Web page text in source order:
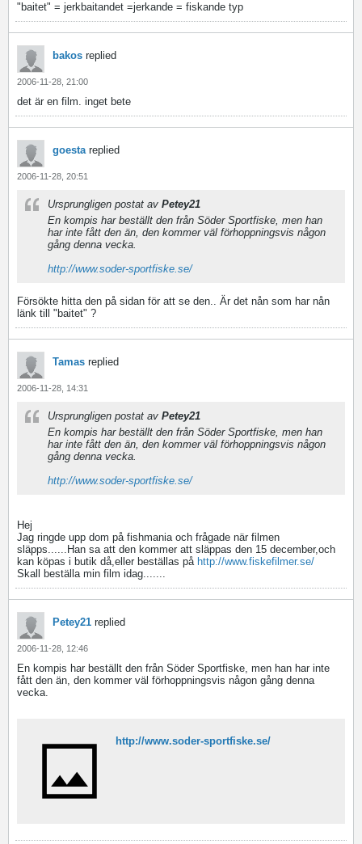
"baitet" = jerkbaitandet =jerkande = fiskande typ
bakos replied
2006-11-28, 21:00
det är en film. inget bete
goestareplied
2006-11-28, 20:51
Ursprungligen postat av Petey21
En kompis har beställt den från Söder Sportfiske, men han
har inte fått den än, den kommer väl förhoppningsvis någon
gång denna vecka.
http://www.soder-sportfiske.se/
Försökte hitta den på sidan för att se den.. Är det nån som har nån
länk till "baitet" ?
Tamas replied
2006-11-28, 14:31
Ursprungligen postat av Petey21
En kompis har beställt den från Söder Sportfiske, men han
har inte fått den än, den kommer väl förhoppningsvis någon
gång denna vecka.
http://www.soder-sportfiske.se/
Hej
Jag ringde upp dom på fishmania och frågade när filmen
släpps......Han sa att den kommer att släppas den 15 december,och
kan köpas i butik då,eller beställas på http://www.fiskefilmer.se/
Skall beställa min film idag.......
Petey21 replied
2006-11-28, 12:46
En kompis har beställt den från Söder Sportfiske, men han har inte
fått den än, den kommer väl förhoppningsvis någon gång denna
vecka.
http://www.soder-sportfiske.se/